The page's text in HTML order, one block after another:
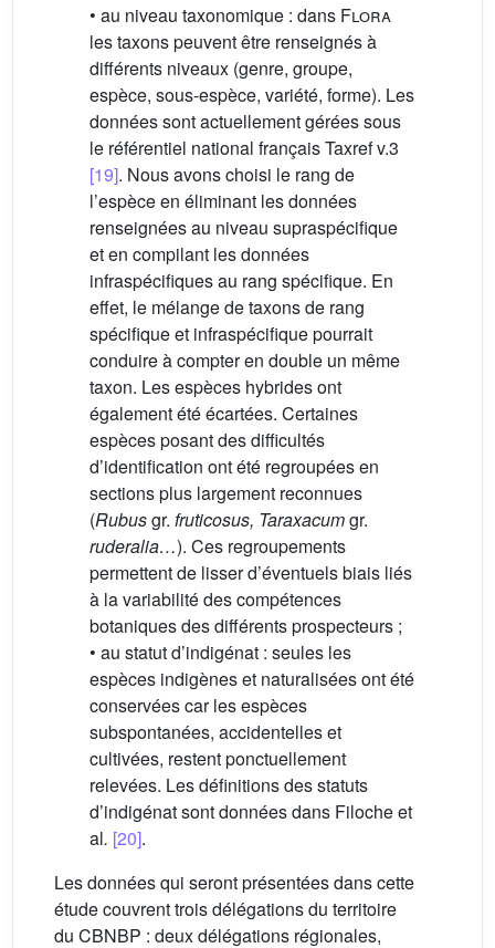
• au niveau taxonomique : dans Flora
les taxons peuvent être renseignés à
différents niveaux (genre, groupe,
espèce, sous-espèce, variété, forme). Les
données sont actuellement gérées sous
le référentiel national français Taxref v.3
[19]. Nous avons choisi le rang de
l’espèce en éliminant les données
renseignées au niveau supraspécifique
et en compilant les données
infraspécifiques au rang spécifique. En
effet, le mélange de taxons de rang
spécifique et infraspécifique pourrait
conduire à compter en double un même
taxon. Les espèces hybrides ont
également été écartées. Certaines
espèces posant des difficultés
d’identification ont été regroupées en
sections plus largement reconnues
(Rubusgr. fruticosus, Taraxacumgr.
ruderalia…). Ces regroupements
permettent de lisser d’éventuels biais liés
à la variabilité des compétences
botaniques des différents prospecteurs ;
• au statut d’indigénat : seules les
espèces indigènes et naturalisées ont été
conservées car les espèces
subspontanées, accidentelles et
cultivées, restent ponctuellement
relevées. Les définitions des statuts
d’indigénat sont données dans Filoche et
al. [20].
Les données qui seront présentées dans cette
étude couvrent trois délégations du territoire
du CBNBP : deux délégations régionales,